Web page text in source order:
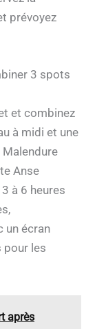
prévoyez
3 spots
et combinez
à midi et une
Malendure
Anse
à 6 heures
un écran
pour les
après